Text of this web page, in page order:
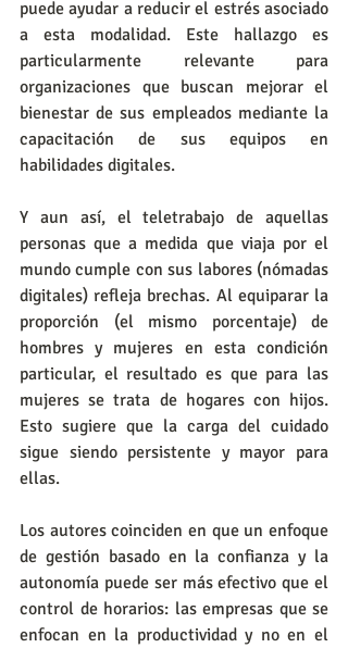
puede ayudar a reducir el estrés asociado
a esta modalidad. Este hallazgo es
particularmente relevante para
organizaciones que buscan mejorar el
bienestar de sus empleados mediante la
capacitación de sus equipos en
habilidades digitales.
Y aun así, el teletrabajo de aquellas
personas que a medida que viaja por el
mundo cumple con sus labores (nómadas
digitales) refleja brechas. Al equiparar la
proporción (el mismo porcentaje) de
hombres y mujeres en esta condición
particular, el resultado es que para las
mujeres se trata de hogares con hijos.
Esto sugiere que la carga del cuidado
sigue siendo persistente y mayor para
ellas.
Los autores coinciden en que un enfoque
de gestión basado en la confianza y la
autonomía puede ser más efectivo que el
control de horarios: las empresas que se
enfocan en la productividad y no en el